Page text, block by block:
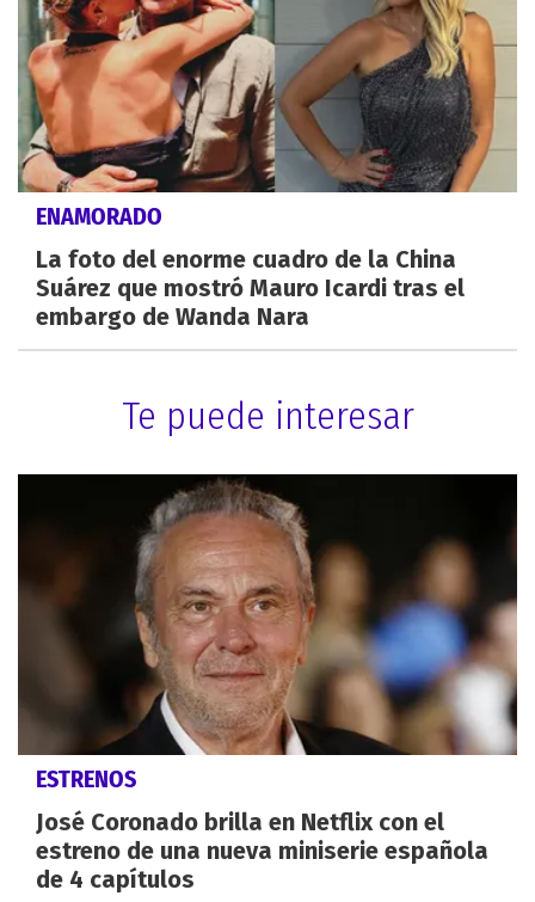
ENAMORADO
La foto del enorme cuadro de la China
Suárez que mostró Mauro Icardi tras el
embargo de Wanda Nara
Te puede interesar
ESTRENOS
José Coronado brilla en Netflix con el
estreno de una nueva miniserie española
de 4 capítulos